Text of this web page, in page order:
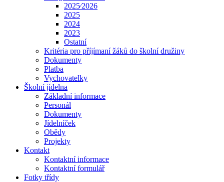
2025⁄2026
2025
2024
2023
Ostatní
Kritéria pro příjímaní žáků do školní družiny
Dokumenty
Platba
Vychovatelky
Školní jídelna
Základní informace
Personál
Dokumenty
Jídelníček
Obědy
Projekty
Kontakt
Kontaktní informace
Kontaktní formulář
Fotky třídy